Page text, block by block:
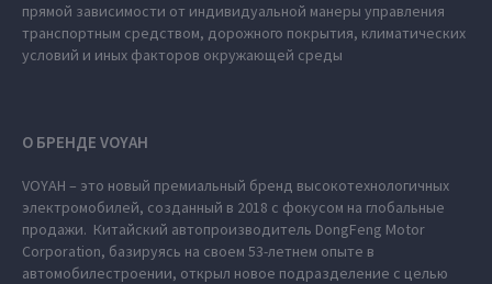
прямой зависимости от индивидуальной манеры управления
транспортным средством, дорожного покрытия, климатических
условий и иных факторов окружающей среды
О БРЕНДЕ VOYAH
VOYAH – это новый премиальный бренд высокотехнологичных
электромобилей, созданный в 2018 с фокусом на глобальные
продажи. Китайский автопроизводитель DongFeng Motor
Corporation, базируясь на своем 53-летнем опыте в
автомобилестроении, открыл новое подразделение с целью